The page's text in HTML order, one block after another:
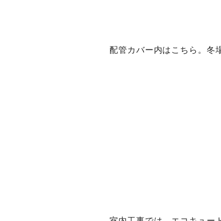
配管カバー内はこちら。冬